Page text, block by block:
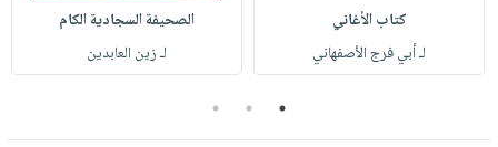
مناسبات
طرحها
كتاب الأغاني
لـ أبي فرج الأصفهاني
الصحيفة السجادية الكام
لـ زين العابدين
1
2
3